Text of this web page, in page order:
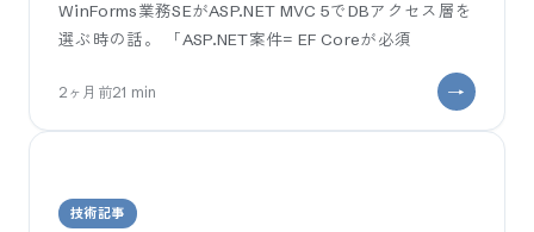
WinForms業務SEがASP.NET MVC 5でDBアクセス層を
選ぶ時の話。 「ASP.NET案件= EF Coreが必須
2ヶ月前21 min
技術記事